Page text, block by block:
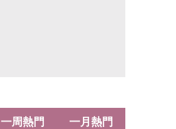
一周熱門 一月熱門